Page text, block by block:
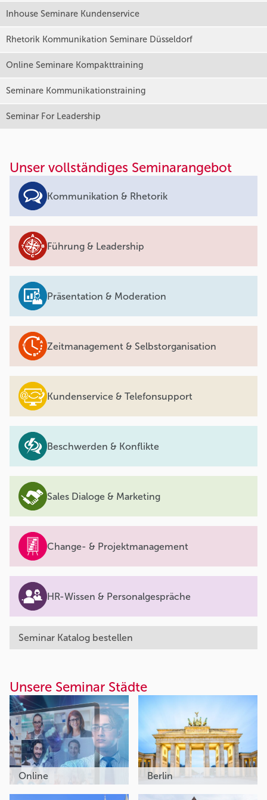
Inhouse Seminare Kundenservice
Rhetorik Kommunikation Seminare Düsseldorf
Online Seminare Kompakttraining
Seminare Kommunikationstraining
Seminar For Leadership
Unser vollständiges Seminarangebot
Kommunikation & Rhetorik
Führung & Leadership
Präsentation & Moderation
Zeitmanagement & Selbstorganisation
Kundenservice & Telefonsupport
Beschwerden & Konflikte
Sales Dialoge & Marketing
Change- & Projektmanagement
HR-Wissen & Personalgespräche
Seminar Katalog bestellen
Unsere Seminar Städte
Online Berlin